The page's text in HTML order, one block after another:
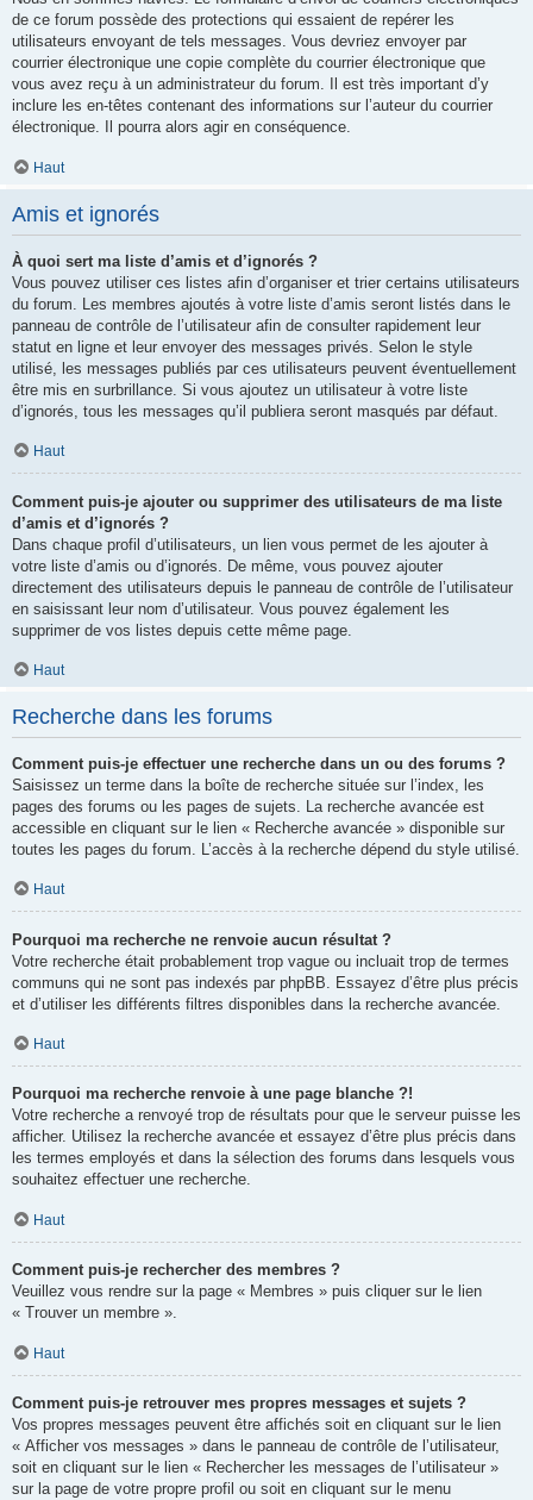
de ce forum possède des protections qui essaient de repérer les
utilisateurs envoyant de tels messages. Vous devriez envoyer par
courrier électronique une copie complète du courrier électronique que
vous avez reçu à un administrateur du forum. Il est très important d’y
inclure les en-têtes contenant des informations sur l’auteur du courrier
électronique. Il pourra alors agir en conséquence.
Haut
Amis et ignorés
À quoi sert ma liste d’amis et d’ignorés ?
Vous pouvez utiliser ces listes afin d’organiser et trier certains utilisateurs
du forum. Les membres ajoutés à votre liste d’amis seront listés dans le
panneau de contrôle de l’utilisateur afin de consulter rapidement leur
statut en ligne et leur envoyer des messages privés. Selon le style
utilisé, les messages publiés par ces utilisateurs peuvent éventuellement
être mis en surbrillance. Si vous ajoutez un utilisateur à votre liste
d’ignorés, tous les messages qu’il publiera seront masqués par défaut.
Haut
Comment puis-je ajouter ou supprimer des utilisateurs de ma liste
d’amis et d’ignorés ?
Dans chaque profil d’utilisateurs, un lien vous permet de les ajouter à
votre liste d’amis ou d’ignorés. De même, vous pouvez ajouter
directement des utilisateurs depuis le panneau de contrôle de l’utilisateur
en saisissant leur nom d’utilisateur. Vous pouvez également les
supprimer de vos listes depuis cette même page.
Haut
Recherche dans les forums
Comment puis-je effectuer une recherche dans un ou des forums ?
Saisissez un terme dans la boîte de recherche située sur l’index, les
pages des forums ou les pages de sujets. La recherche avancée est
accessible en cliquant sur le lien « Recherche avancée » disponible sur
toutes les pages du forum. L’accès à la recherche dépend du style utilisé.
Haut
Pourquoi ma recherche ne renvoie aucun résultat ?
Votre recherche était probablement trop vague ou incluait trop de termes
communs qui ne sont pas indexés par phpBB. Essayez d’être plus précis
et d’utiliser les différents filtres disponibles dans la recherche avancée.
Haut
Pourquoi ma recherche renvoie à une page blanche ?!
Votre recherche a renvoyé trop de résultats pour que le serveur puisse les
afficher. Utilisez la recherche avancée et essayez d’être plus précis dans
les termes employés et dans la sélection des forums dans lesquels vous
souhaitez effectuer une recherche.
Haut
Comment puis-je rechercher des membres ?
Veuillez vous rendre sur la page « Membres » puis cliquer sur le lien
« Trouver un membre ».
Haut
Comment puis-je retrouver mes propres messages et sujets ?
Vos propres messages peuvent être affichés soit en cliquant sur le lien
« Afficher vos messages » dans le panneau de contrôle de l’utilisateur,
soit en cliquant sur le lien « Rechercher les messages de l’utilisateur »
sur la page de votre propre profil ou soit en cliquant sur le menu